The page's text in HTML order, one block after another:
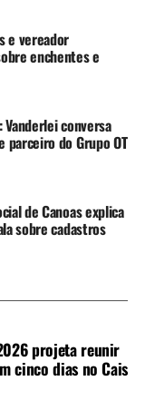
e vereador
enchentes e
conversa
parceiro do Grupo OT
de Canoas explica
sobre cadastros
projeta reunir
cinco dias no Cais